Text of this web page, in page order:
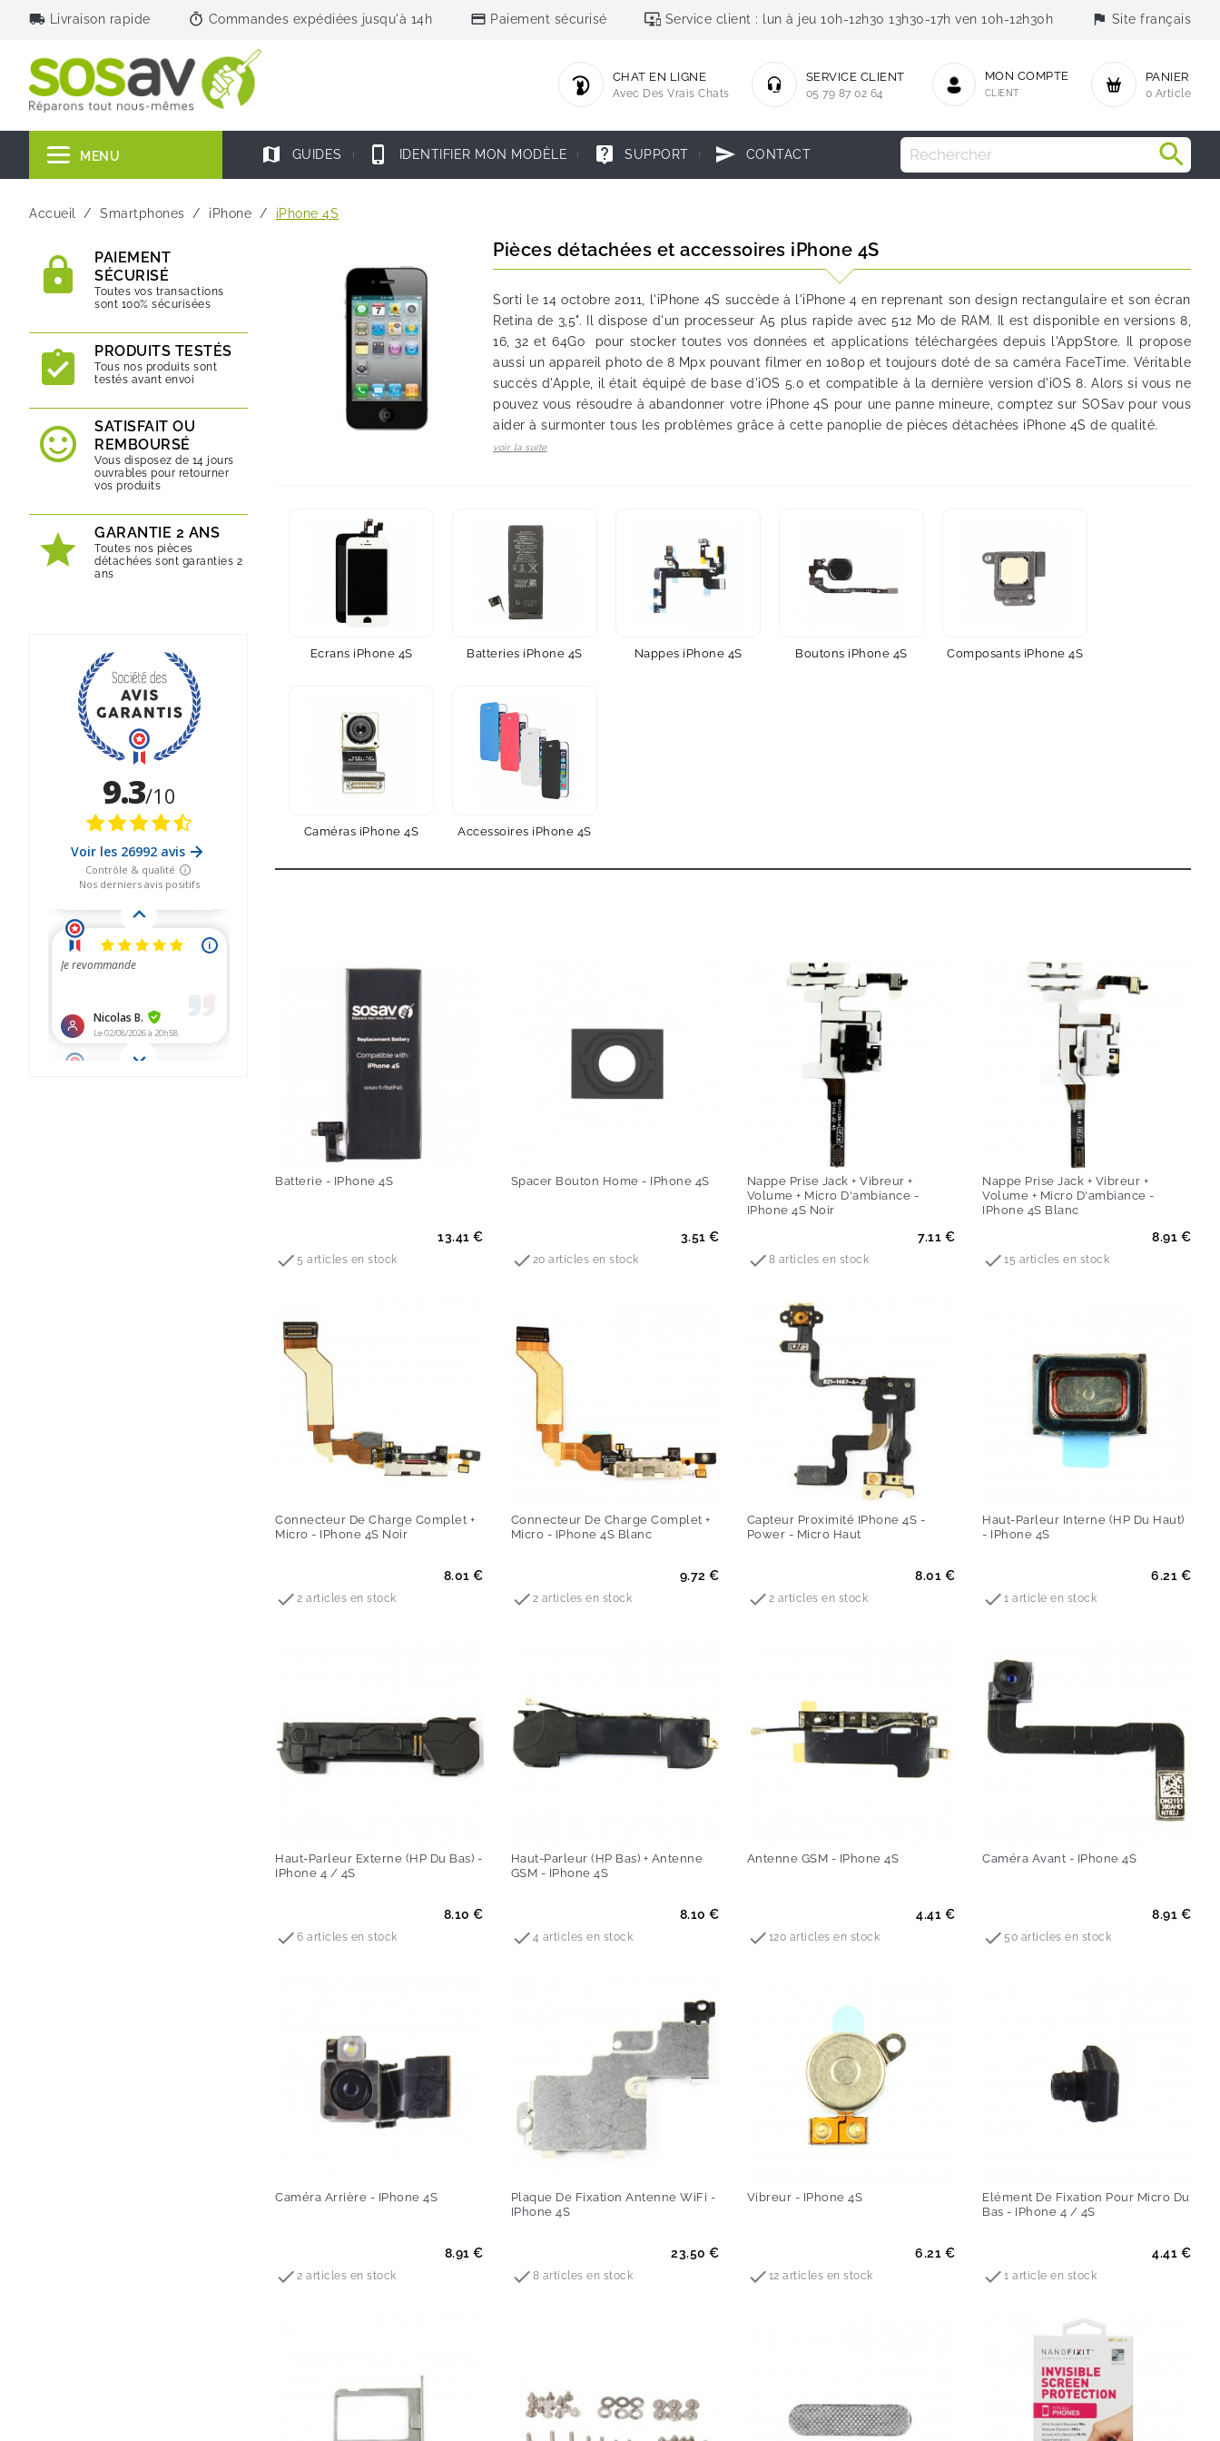
local_shipping Livraison rapide timer Commandes expédiées jusqu'à 14h credit_card Paiement sécurisé important_devices Service client : lun à jeu 10h-12h30 13h30-17h ven 10h-12h30h flag Site français
PANIER
0 Article
MON COMPTE
CLIENT
SERVICE CLIENT
05 79 87 02 64
CHAT EN LIGNE
Avec Des Vrais Chats
MENU map GUIDES phone_iphone IDENTIFIER MON MODÈLE live_help SUPPORT send CONTACT
Accueil Smartphones iPhone iPhone 4S
PAIEMENT
SÉCURISÉ
Toutes vos transactions
sont 100% sécurisées
PRODUITS TESTÉS
Tous nos produits sont
testés avant envoi
SATISFAIT OU
REMBOURSÉ
Vous disposez de 14 jours
ouvrables pour retourner
vos produits
GARANTIE 2 ANS
Toutes nos pièces
détachées sont garanties 2
ans
Pièces détachées et accessoires iPhone 4S
Sorti le 14 octobre 2011, l'iPhone 4S succède à l'iPhone 4 en reprenant son design rectangulaire et son écran
Retina de 3,5". Il dispose d'un processeur A5 plus rapide avec 512 Mo de RAM. Il est disponible en versions 8,
16, 32 et 64Go pour stocker toutes vos données et applications téléchargées depuis l'AppStore. Il propose
aussi un appareil photo de 8 Mpx pouvant filmer en 1080p et toujours doté de sa caméra FaceTime. Véritable
succès d'Apple, il était équipé de base d'iOS 5.0 et compatible à la dernière version d'iOS 8. Alors si vous ne
pouvez vous résoudre à abandonner votre iPhone 4S pour une panne mineure, comptez sur SOSav pour vous
aider à surmonter tous les problèmes grâce à cette panoplie de pièces détachées iPhone 4S de qualité.
voir la suite
Ecrans iPhone 4S Batteries iPhone 4S Nappes iPhone 4S Boutons iPhone 4S Composants iPhone 4S
Caméras iPhone 4S Accessoires iPhone 4S
Batterie - IPhone 4S
13.41 €
 5 articles en stock
Spacer Bouton Home - IPhone 4S
3.51 €
 20 articles en stock
Nappe Prise Jack + Vibreur +
Volume + Micro D'ambiance -
IPhone 4S Noir
7.11 €
 8 articles en stock
Nappe Prise Jack + Vibreur +
Volume + Micro D'ambiance -
IPhone 4S Blanc
8.91 €
15 articles en stock
Connecteur De Charge Complet +
Micro - IPhone 4S Noir
8.01 €
 2 articles en stock
Connecteur De Charge Complet +
Micro - IPhone 4S Blanc
9.72 €
 2 articles en stock
Capteur Proximité IPhone 4S -
Power - Micro Haut
8.01 €
 2 articles en stock
Haut-Parleur Interne (HP Du Haut)
- IPhone 4S
6.21 €
1 article en stock
Haut-Parleur Externe (HP Du Bas) -
IPhone 4 / 4S
8.10 €
 6 articles en stock
Haut-Parleur (HP Bas) + Antenne
GSM - IPhone 4S
8.10 €
 4 articles en stock
Antenne GSM - IPhone 4S
4.41 €
 120 articles en stock
Caméra Avant - IPhone 4S
8.91 €
50 articles en stock
Caméra Arrière - IPhone 4S
8.91 €
 2 articles en stock
Plaque De Fixation Antenne WiFi -
IPhone 4S
23.50 €
 8 articles en stock
Vibreur - IPhone 4S
6.21 €
 12 articles en stock
Elément De Fixation Pour Micro Du
Bas - IPhone 4 / 4S
4.41 €
1 article en stock